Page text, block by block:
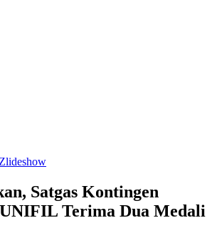
Zlideshow
Satgas Kontingen
Terima Dua Medali